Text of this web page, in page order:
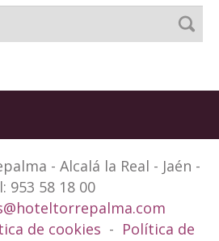
- Alcalá la Real - Jaén -
953 58 18 00
de cookies - Política de